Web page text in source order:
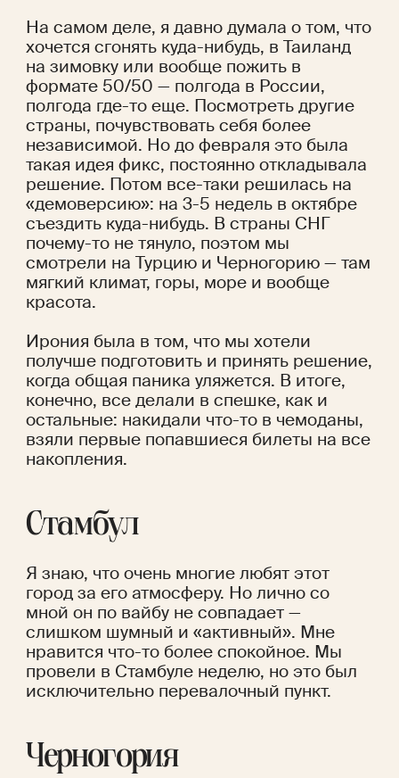
На самом деле, я давно думала о том, что
хочется сгонять куда-нибудь, в Таиланд
на зимовку или вообще пожить в
формате 50/50 — полгода в России,
полгода где-то еще. Посмотреть другие
страны, почувствовать себя более
независимой. Но до февраля это была
такая идея фикс, постоянно откладывала
решение. Потом все-таки решилась на
«демоверсию»: на 3-5 недель в октябре
съездить куда-нибудь. В страны СНГ
почему-то не тянуло, поэтом мы
смотрели на Турцию и Черногорию — там
мягкий климат, горы, море и вообще
красота.
Ирония была в том, что мы хотели
получше подготовить и принять решение,
когда общая паника уляжется. В итоге,
конечно, все делали в спешке, как и
остальные: накидали что-то в чемоданы,
взяли первые попавшиеся билеты на все
накопления.
Стамбул
Я знаю, что очень многие любят этот
город за его атмосферу. Но лично со
мной он по вайбу не совпадает —
слишком шумный и «активный». Мне
нравится что-то более спокойное. Мы
провели в Стамбуле неделю, но это был
исключительно перевалочный пункт.
Черногория